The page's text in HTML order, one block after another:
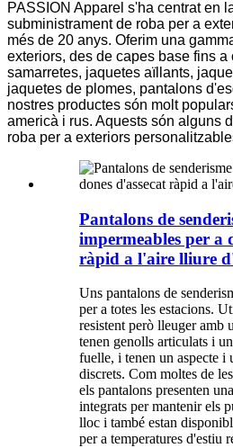
PASSION Apparel s'ha centrat en
subministrament de roba per a
més de 20 anys. Oferim una
exteriors, des de capes base fins a
samarretes, jaquetes aïllants,
jaquetes de plomes, pantalons
nostres productes són molt
americà i rus. Aquests són alguns
roba per a exteriors
Pantalons de
impermeables per a
ràpid a l'aire lliure
Uns pantalons de
per a totes les estacions.
resistent però lleuger amb
tenen genolls articulats i
fuelle, i tenen un aspecte i
discrets. Com moltes de
els pantalons presenten
integrats per mantenir els
lloc i també estan
per a temperatures d'estiu